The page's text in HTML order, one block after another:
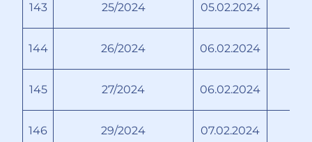
143 25/2024 05.02.2024
144 26/2024 06.02.2024
145 27/2024 06.02.2024
146 29/2024 07.02.2024